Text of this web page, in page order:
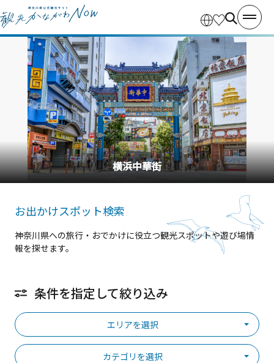
江の島岩屋
お出かけスポット検索
神奈川県への旅行・おでかけに役立つ観光スポットや遊び場情
報を探せます。
条件を指定して絞り込み
エリアを選択
カテゴリを選択